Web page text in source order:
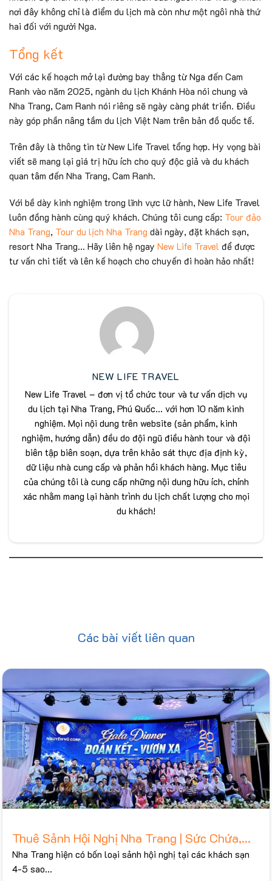
nơi đây không chỉ là điểm du lịch mà còn như một ngôi nhà thứ
hai đối với người Nga.
Tổng kết
Với các kế hoạch mở lại đường bay thẳng từ Nga đến Cam
Ranh vào năm 2025, ngành du lịch Khánh Hòa nói chung và
Nha Trang, Cam Ranh nói riêng sẽ ngày càng phát triển. Điều
này góp phần nâng tầm du lịch Việt Nam trên bản đồ quốc tế.
Trên đây là thông tin từ New Life Travel tổng hợp. Hy vọng bài
viết sẽ mang lại giá trị hữu ích cho quý độc giả và du khách
quan tâm đến Nha Trang, Cam Ranh.
Với bề dày kinh nghiệm trong lĩnh vực lữ hành, New Life Travel
luôn đồng hành cùng quý khách. Chúng tôi cung cấp: Tour đảo
Nha Trang, Tour du lịch Nha Trang dài ngày, đặt khách sạn,
resort Nha Trang… Hãy liên hệ ngay New Life Travel để được
tư vấn chi tiết và lên kế hoạch cho chuyến đi hoàn hảo nhất!
NEW LIFE TRAVEL
New Life Travel – đơn vị tổ chức tour và tư vấn dịch vụ
du lịch tại Nha Trang, Phú Quốc... với hơn 10 năm kinh
nghiệm. Mọi nội dung trên website (sản phẩm, kinh
nghiệm, hướng dẫn) đều do đội ngũ điều hành tour và đội
biên tập biên soạn, dựa trên khảo sát thực địa định kỳ,
dữ liệu nhà cung cấp và phản hồi khách hàng. Mục tiêu
của chúng tôi là cung cấp những nội dung hữu ích, chính
xác nhằm mang lại hành trình du lịch chất lượng cho mọi
du khách!
Các bài viết liên quan
Thuê Sảnh Hội Nghị Nha Trang | Sức Chứa,
Bảng Giá Tham Khảo 2026
Nha Trang hiện có bốn loại sảnh hội nghị tại các khách sạn
4-5 sao...